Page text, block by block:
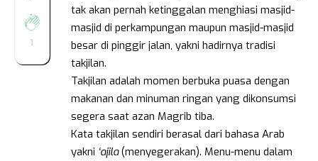
1
tak akan pernah ketinggalan menghiasi masjid-
masjid di perkampungan maupun masjid-masjid
besar di pinggir jalan, yakni hadirnya tradisi
takjilan.
Takjilan adalah momen berbuka puasa dengan
makanan dan minuman ringan yang dikonsumsi
segera saat azan Magrib tiba.
Kata takjilan sendiri berasal dari bahasa Arab
yakni ‘ajila(menyegerakan). Menu-menu dalam